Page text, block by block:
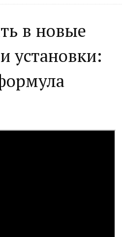
в новые
установки: